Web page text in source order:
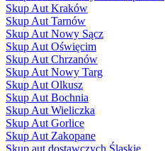
Skup Aut Kraków
Skup Aut Tarnów
Skup Aut Nowy Sącz
Skup Aut Oświęcim
Skup Aut Chrzanów
Skup Aut Nowy Targ
Skup Aut Olkusz
Skup Aut Bochnia
Skup Aut Wieliczka
Skup Aut Gorlice
Skup Aut Zakopane
Skup aut dostawczych Śląskie